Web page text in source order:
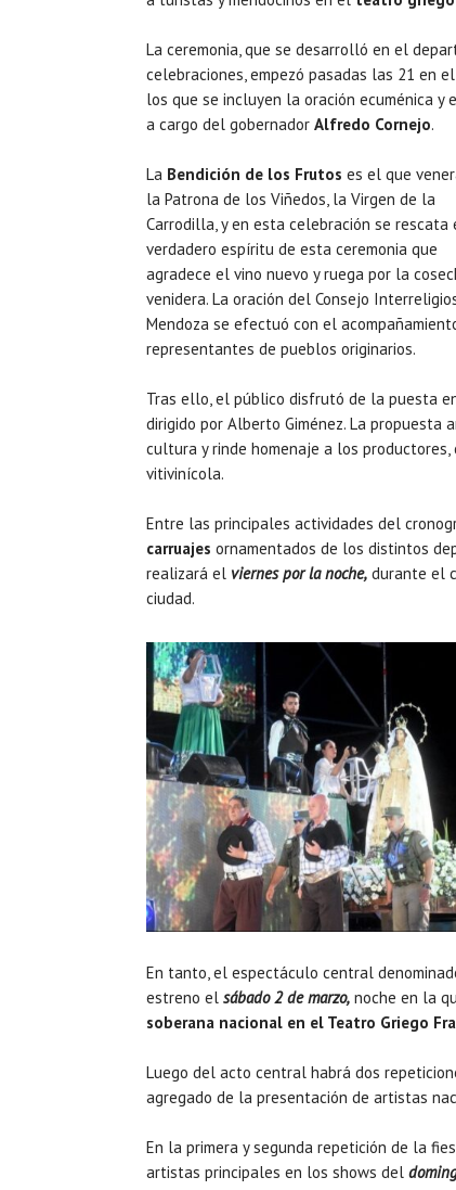
La ceremonia, que se desarrolló en el
celebraciones, empezó pasadas las 21 en
los que se incluyen la oración ecuménica
a cargo del gobernador Alfredo Cornejo.
La Bendición de los Frutos es el que
la Patrona de los Viñedos, la Virgen de la
Carrodilla, y en esta celebración se rescata
verdadero espíritu de esta ceremonia que
agradece el vino nuevo y ruega por la
venidera. La oración del Consejo
Mendoza se efectuó con el
representantes de pueblos originarios.
Tras ello, el público disfrutó de la puesta
dirigido por Alberto Giménez. La
cultura y rinde homenaje a los
vitivinícola.
Entre las principales actividades del
carruajes ornamentados de los distintos
realizará el viernes por la noche, durante el
ciudad.
En tanto, el espectáculo central
estreno el sábado 2 de marzo, noche en la
soberana nacional en el Teatro Griego
Luego del acto central habrá dos
agregado de la presentación de artistas
En la primera y segunda repetición de la
artistas principales en los shows del